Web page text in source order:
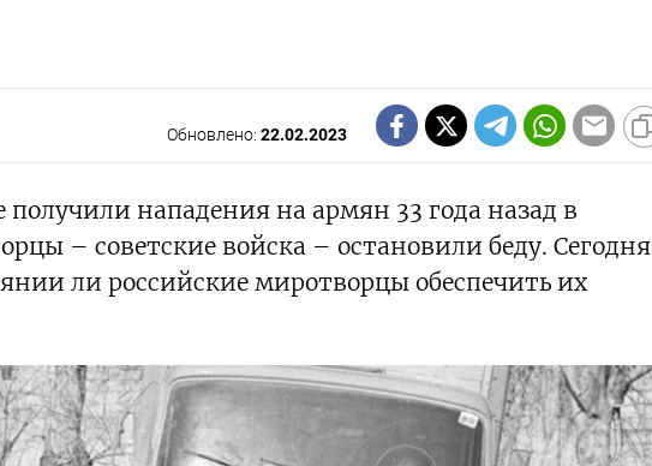
Обновлено:22.02.2023
нападения на армян 33 года назад в
– советские войска – остановили беду. Сегодня
ли российские миротворцы обеспечить их